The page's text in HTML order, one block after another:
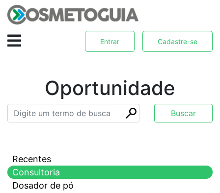
Entrar Cadastre-se
Oportunidade
Recentes
Consultoria
Dosador de pó